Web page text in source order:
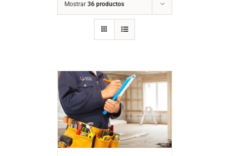
Mostrar 36 productos